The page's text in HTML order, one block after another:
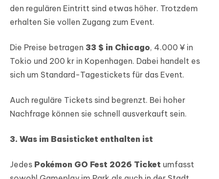
den regulären Eintritt sind etwas höher. Trotzdem
erhalten Sie vollen Zugang zum Event.
Die Preise betragen 33 $ in Chicago, 4.000 ¥ in
Tokio und 200 kr in Kopenhagen. Dabei handelt es
sich um Standard-Tagestickets für das Event.
Auch reguläre Tickets sind begrenzt. Bei hoher
Nachfrage können sie schnell ausverkauft sein.
3. Was im Basisticket enthalten ist
Jedes Pokémon GO Fest 2026 Ticket umfasst